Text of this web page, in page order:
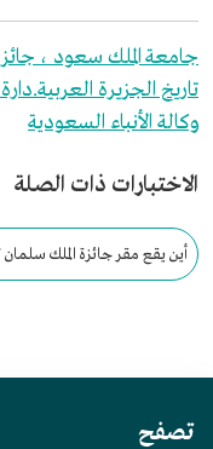
جامعة الملك سعود ،
تاريخ الجزيرة العربية.
وكالة الأنباء السعودية
الاختبارات ذات الصلة
أين يقع مقر جائزة الملك سلمان
تصفح